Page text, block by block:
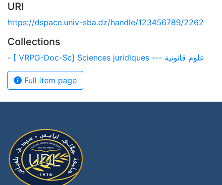
URI
https://dspace.univ-sba.dz/handle/123456789/2262
Collections
- [ VRPG-Doc-Sc] Sciences juridiques --- علوم قانونية
Full item page